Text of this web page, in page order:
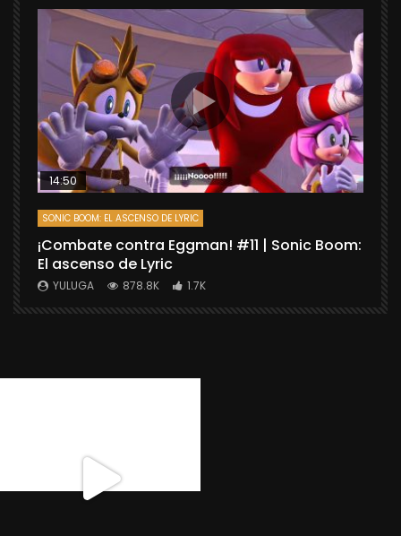
14:50
SONIC BOOM: EL ASCENSO DE LYRIC
¡Combate contra Eggman! #11 | Sonic Boom:
El ascenso de Lyric
YULUGA 878.8K 1.7K